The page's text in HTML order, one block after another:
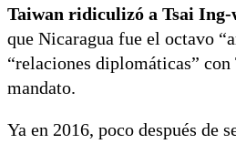
Taiwan ridiculizó a Tsai Ing-
que Nicaragua fue el octavo
“relaciones diplomáticas” con
mandato.
Ya en 2016, poco después de